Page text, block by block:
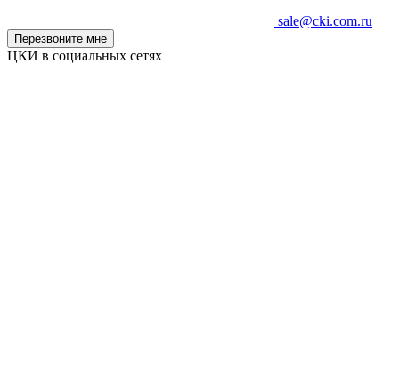
sale@cki.com.ru
Перезвоните мне
ЦКИ в социальных сетях